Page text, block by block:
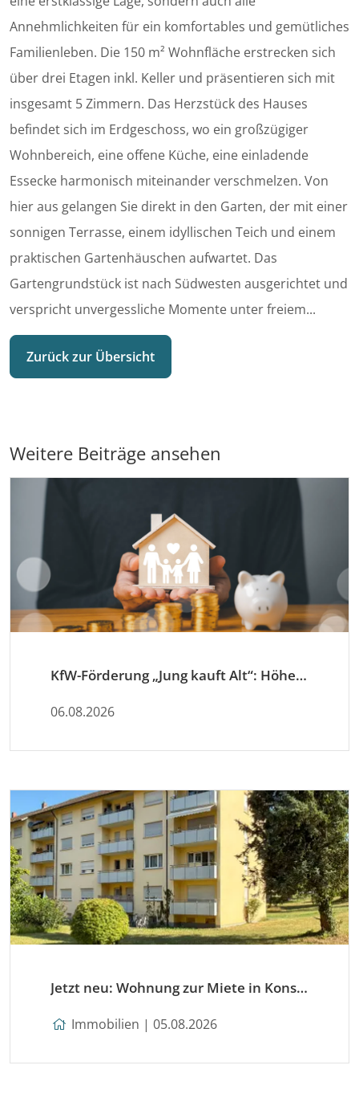
Annehmlichkeiten für ein komfortables und gemütliches
Familienleben. Die 150 m² Wohnfläche erstrecken sich
über drei Etagen inkl. Keller und präsentieren sich mit
insgesamt 5 Zimmern. Das Herzstück des Hauses
befindet sich im Erdgeschoss, wo ein großzügiger
Wohnbereich, eine offene Küche, eine einladende
Essecke harmonisch miteinander verschmelzen. Von
hier aus gelangen Sie direkt in den Garten, der mit einer
sonnigen Terrasse, einem idyllischen Teich und einem
praktischen Gartenhäuschen aufwartet. Das
Gartengrundstück ist nach Südwesten ausgerichtet und
verspricht unvergessliche Momente unter freiem...
Zurück zur Übersicht
Weitere Beiträge ansehen
KfW-Förderung „Jung kauft Alt“: Höhere Kredite ab August 2026
06.08.2026
Jetzt neu: Wohnung zur Miete in Konstanz
Immobilien | 05.08.2026